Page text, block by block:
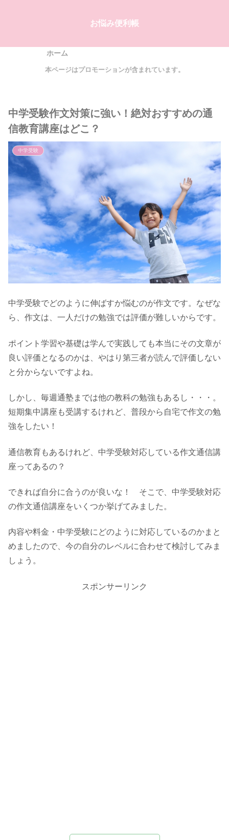
お悩み便利帳
ホーム
本ページはプロモーションが含まれています。
中学受験作文対策に強い！絶対おすすめの通
信教育講座はどこ？
中学受験
中学受験でどのように伸ばすか悩むのが作文です。なぜな
ら、作文は、一人だけの勉強では評価が難しいからです。
ポイント学習や基礎は学んで実践しても本当にその文章が
良い評価となるのかは、やはり第三者が読んで評価しない
と分からないですよね。
しかし、毎週通塾までは他の教科の勉強もあるし・・・。
短期集中講座も受講するけれど、普段から自宅で作文の勉
強をしたい！
通信教育もあるけれど、中学受験対応している作文通信講
座ってあるの？
できれば自分に合うのが良いな！ そこで、中学受験対応
の作文通信講座をいくつか挙げてみました。
内容や料金・中学受験にどのように対応しているのかまと
めましたので、今の自分のレベルに合わせて検討してみま
しょう。
スポンサーリンク